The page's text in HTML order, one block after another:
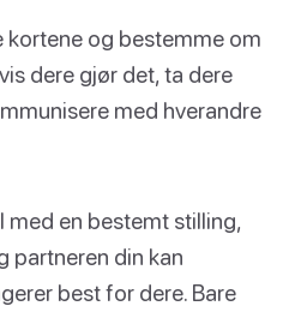
kortene og bestemme om
dere gjør det, ta dere
med hverandre
en bestemt stilling,
partneren din kan
best for dere. Bare